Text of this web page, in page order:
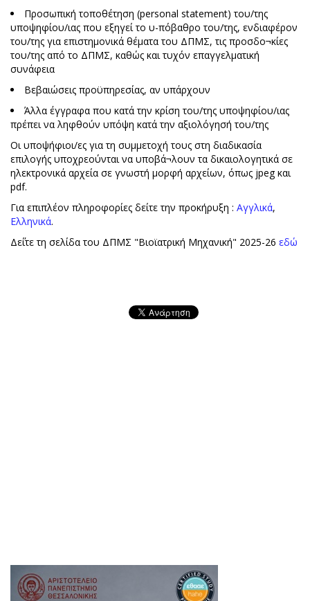
Προσωπική τοποθέτηση (personal statement) του/της
υποψηφίου/ιας που εξηγεί το υ-πόβαθρο του/της, ενδιαφέρον
του/της για επιστημονικά θέματα του ΔΠΜΣ, τις προσδο¬κίες
του/της από το ΔΠΜΣ, καθώς και τυχόν επαγγελματική
συνάφεια
Βεβαιώσεις προϋπηρεσίας, αν υπάρχουν
Άλλα έγγραφα που κατά την κρίση του/της υποψηφίου/ιας
πρέπει να ληφθούν υπόψη κατά την αξιολόγησή του/της
Οι υποψήφιοι/ες για τη συμμετοχή τους στη διαδικασία
επιλογής υποχρεούνται να υποβά¬λουν τα δικαιολογητικά σε
ηλεκτρονικά αρχεία σε γνωστή μορφή αρχείων, όπως jpeg και
pdf.
Για επιπλέον πληροφορίες δείτε την προκήρυξη : Αγγλικά,
Ελληνικά.
Δε΄ίτε τη σελίδα του ΔΠΜΣ "Βιοϊατρική Μηχανική" 2025-26 εδώ